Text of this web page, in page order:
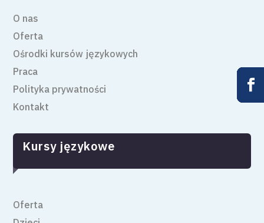


O nas
Oferta
Ośrodki kursów językowych
Praca
Polityka prywatności
Kontakt
Kursy językowe


Oferta





